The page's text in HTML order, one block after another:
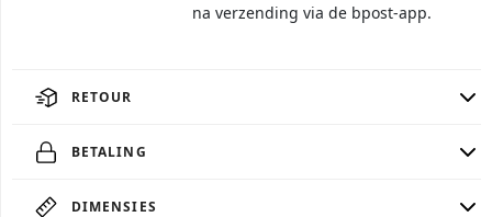
na verzending via de bpost-app.
RETOUR
BETALING
DIMENSIES